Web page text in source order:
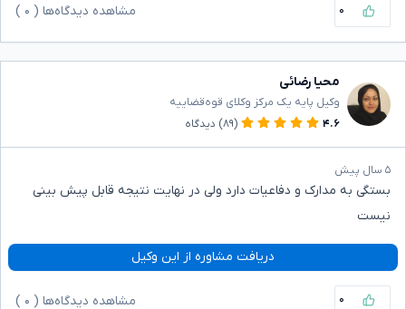
۰ مشاهده دیدگاه‌ها ( ۰
محیا رضائی
وکیل پایه یک مرکز وکلای قوه‌قضاییه
۴.۶
(۸۹) دیدگاه
۵ سال پیش
بستگی به مدارک و دفاعیات دارد ولی در نهایت نتیجه قابل پیش بینی
نیست
دریافت مشاوره از این وکیل
۰ مشاهده دیدگاه‌ها ( ۰